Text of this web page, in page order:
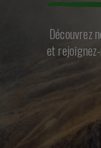
Découvrez
et